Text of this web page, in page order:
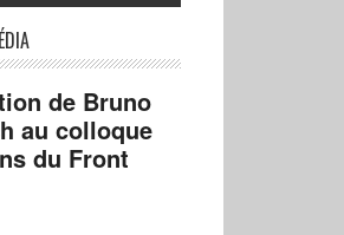
de Bruno
au colloque
du Front